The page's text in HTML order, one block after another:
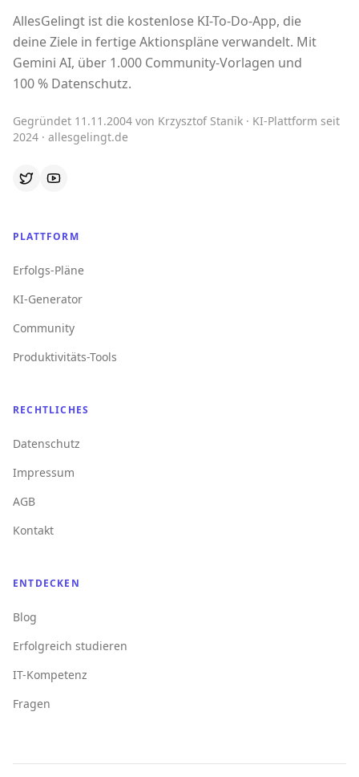
AllesGelingt ist die kostenlose KI-To-Do-App, die
deine Ziele in fertige Aktionspläne verwandelt. Mit
Gemini AI, über 1.000 Community-Vorlagen und
100 % Datenschutz.
Gegründet 11.11.2004 von Krzysztof Stanik · KI-Plattform seit
2024 · allesgelingt.de
PLATTFORM
Erfolgs-Pläne
KI-Generator
Community
Produktivitäts-Tools
RECHTLICHES
Datenschutz
Impressum
AGB
Kontakt
ENTDECKEN
Blog
Erfolgreich studieren
IT-Kompetenz
Fragen